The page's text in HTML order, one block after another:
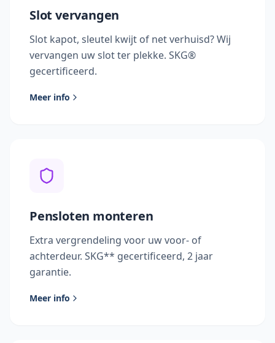
Slot vervangen
Slot kapot, sleutel kwijt of net verhuisd? Wij
vervangen uw slot ter plekke. SKG®
gecertificeerd.
Meer info
Pensloten monteren
Extra vergrendeling voor uw voor- of
achterdeur. SKG** gecertificeerd, 2 jaar
garantie.
Meer info